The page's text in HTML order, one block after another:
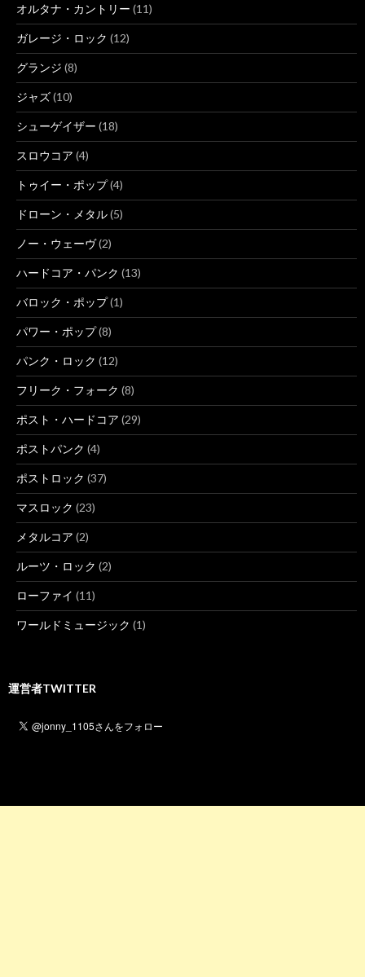
オルタナ・カントリー (11)
ガレージ・ロック (12)
グランジ (8)
ジャズ(10)
シューゲイザー (18)
スロウコア (4)
トゥイー・ポップ(4)
ドローン・メタル(5)
ノー・ウェーヴ(2)
ハードコア・パンク (13)
バロック・ポップ(1)
パワー・ポップ(8)
パンク・ロック (12)
フリーク・フォーク (8)
ポスト・ハードコア (29)
ポストパンク (4)
ポストロック (37)
マスロック (23)
メタルコア (2)
ルーツ・ロック (2)
ローファイ (11)
ワールドミュージック (1)
運営者TWITTER